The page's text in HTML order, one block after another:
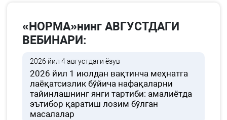
«НОРМА»нинг АВГУСТДАГИ
ВЕБИНАРИ:
2026 йил 4 августдаги ёзув
2026 йил 1 июлдан вақтинча меҳнатга
лаёқатсизлик бўйича нафақаларни
тайинлашнинг янги тартиби: амалиётда
эътибор қаратиш лозим бўлган
масалалар